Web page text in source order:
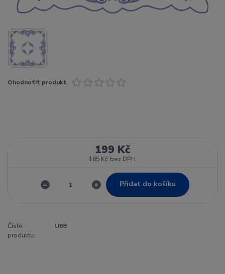
Ohodnotit produkt
199 Kč
165 Kč bez DPH
Přidat do košíku
Číslo
produktu:
U68